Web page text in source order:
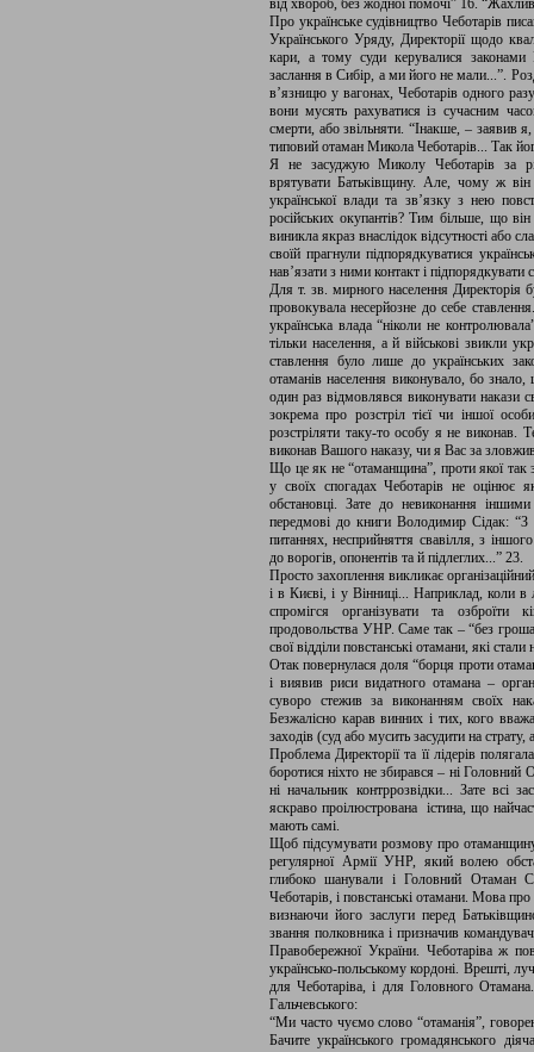
від хвороб, без жодної помочі” 16.
Про українське судівництво Чеботарів
Українського Уряду, Директорії щодо
кари, а тому суди керувалися законами
заслання в Сибір, а ми його не мали...”.
в’язницю у вагонах, Чеботарів одного
вони мусять рахуватися із сучасним
смерти, або звільняти. “Інакше, – заявив
типовий отаман Микола Чеботарів... Так
Я не засуджую Миколу Чеботарів за
врятувати Батьківщину. Але, чому ж він
української влади та зв’язку з нею
російських окупантів? Тим більше, що
виникла якраз внаслідок відсутності або
своїй прагнули підпорядкуватися
нав’язати з ними контакт і підпорядкувати
Для т. зв. мирного населення Директорія
провокувала несерйозне до себе
українська влада “ніколи не
тільки населення, а й військові звикли
ставлення було лише до українських
отаманів населення виконувало, бо
один раз відмовлявся виконувати накази
зокрема про розстріл тієї чи іншої
розстріляти таку-то особу я не виконав.
виконав Вашого наказу, чи я Вас за
Що це як не “отаманщина”, проти якої так
у своїх спогадах Чеботарів не оцінює
обстановці. Зате до невиконання
передмові до книги Володимир Сідак:
питаннях, несприйняття свавілля, з
до ворогів, опонентів та й підлеглих...” 23.
Просто захоплення викликає
і в Києві, і у Вінниці... Наприклад, коли
спромігся організувати та озброїти
продовольства УНР. Саме так – “без
свої відділи повстанські отамани, які
Отак повернулася доля “борця проти
і виявив риси видатного отамана –
суворо стежив за виконанням своїх
Безжалісно карав винних і тих, кого
заходів (суд або мусить засудити на
Проблема Директорії та її лідерів
боротися ніхто не збирався – ні Головний
ні начальник контррозвідки... Зате всі
яскраво проілюстрована істина, що
мають самі.
Щоб підсумувати розмову про
регулярної Армії УНР, який волею
глибоко шанували і Головний Отаман
Чеботарів, і повстанські отамани. Мова
визнаючи його заслуги перед
звання полковника і призначив
Правобережної України. Чеботаріва ж
українсько-польському кордоні. Врешті,
для Чеботаріва, і для Головного
Гальчевського:
“Ми часто чуємо слово “отаманія”,
Бачите українського громадянського